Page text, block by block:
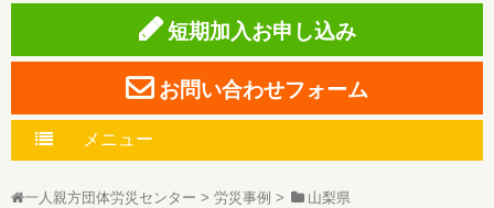
短期加入お申し込み
お問い合わせフォーム
メニュー
一人親方団体労災センター > 労災事例 > 山梨県